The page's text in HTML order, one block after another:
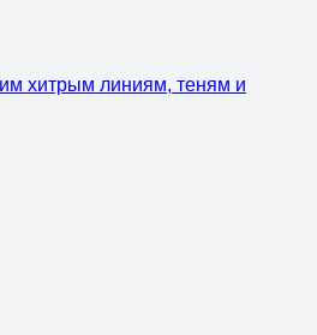
хитрым линиям, теням и